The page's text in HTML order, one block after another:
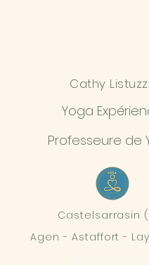
Cathy
Yoga
Professeure de
Castelsarrasin
Agen - Astaffort -